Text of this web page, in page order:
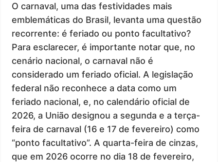
O carnaval, uma das festividades mais
emblemáticas do Brasil, levanta uma questão
recorrente: é feriado ou ponto facultativo?
Para esclarecer, é importante notar que, no
cenário nacional, o carnaval não é
considerado um feriado oficial. A legislação
federal não reconhece a data como um
feriado nacional, e, no calendário oficial de
2026, a União designou a segunda e a terça-
feira de carnaval (16 e 17 de fevereiro) como
“ponto facultativo”. A quarta-feira de cinzas,
que em 2026 ocorre no dia 18 de fevereiro,